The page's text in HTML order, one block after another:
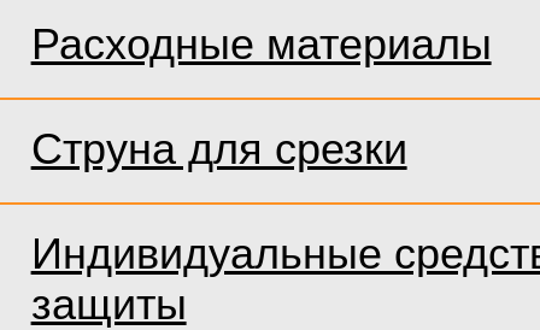
Расходные материалы
Струна для срезки
Индивидуальные
защиты